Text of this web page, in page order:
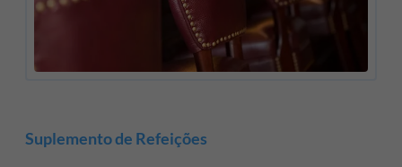
Suplemento de Refeições